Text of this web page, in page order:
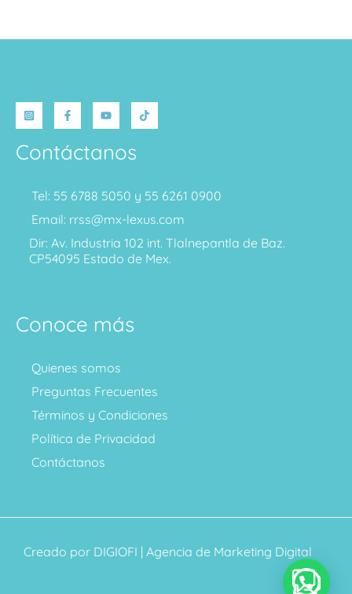
Contáctanos
Tel: 55 6788 5050 y 55 6261 0900
Email: rrss@mx-lexus.com
Dir: Av. Industria 102 int. Tlalnepantla de Baz.
CP54095 Estado de Mex.
Conoce más
Quienes somos
Preguntas Frecuentes
Términos y Condiciones
Política de Privacidad
Contáctanos
Creado por DIGIOFI | Agencia de Marketing Digital